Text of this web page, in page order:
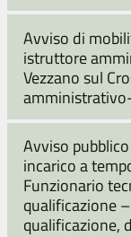
Avviso di
istruttore
Vezzano sul
Avviso
incarico a
Funzionario
qualificazione
qualificazione,